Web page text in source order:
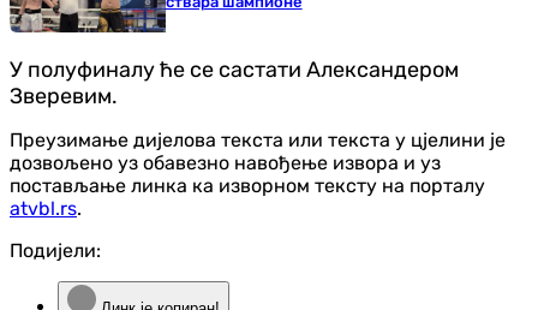
У полуфиналу ће се састати Александером
Зверевим.
Преузимање дијелова текста или текста у цјелини је
дозвољено уз обавезно навођење извора и уз
постављање линка ка изворном тексту на порталу
atvbl.rs.
Подијели: